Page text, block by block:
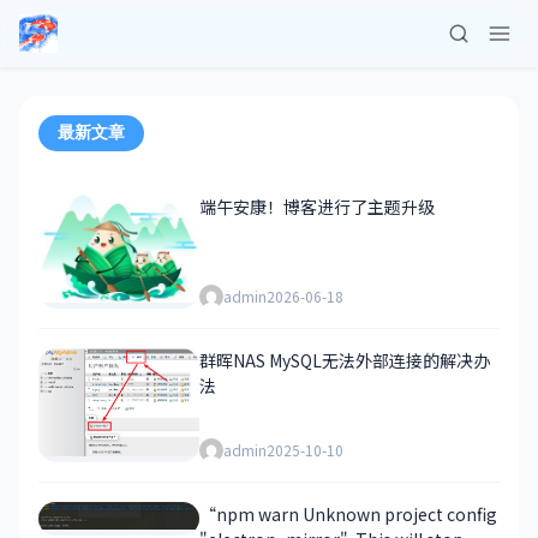
最新文章
端午安康！博客进行了主题升级
admin2026-06-18
群晖NAS MySQL无法外部连接的解决办
法
admin2025-10-10
“npm warn Unknown project config